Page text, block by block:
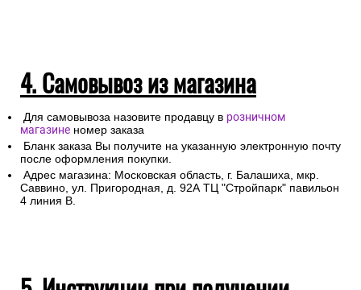
4. Самовывоз из магазина
Для самовывоза назовите продавцу в розничном
магазине номер заказа
Бланк заказа Вы получите на указанную электронную почту
после оформления покупки.
Адрес магазина: Московская область, г. Балашиха, мкр.
Саввино, ул. Пригородная, д. 92А ТЦ "Стройпарк" павильон
4 линия В.